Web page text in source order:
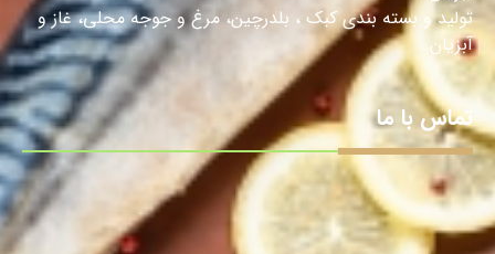
تولید و بسته بندی کبک ، بلدرچین، مرغ و جوجه محلی، غاز و
آبزیان.
تماس با ما